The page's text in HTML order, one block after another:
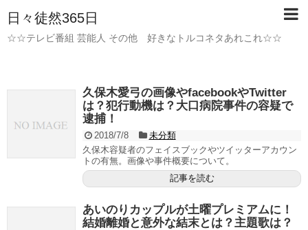
日々徒然365日
☆☆テレビ番組 芸能人 その他 好きなトルコネタあれこれ☆☆
久保木愛弓の画像やfacebookやTwitter
は？犯行動機は？大口病院事件の容疑で
逮捕！
2018/7/8
未分類
久保木容疑者のフェイスブックやツイッターアカウン
トの有無。画像や事件概要について。
記事を読む
あいのりカップルが土曜プレミアムに！
結婚離婚と意外な結末とは？主題歌は？